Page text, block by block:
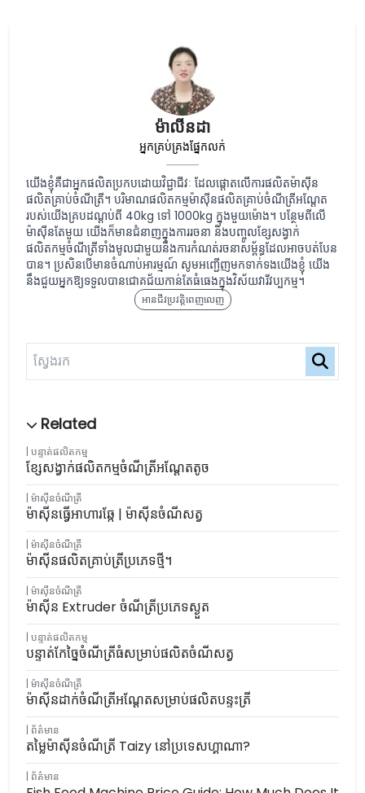
ម៉ាលីនដា
អ្នកគ្រប់គ្រងផ្នែកលក់
យើងខ្ញុំគឺជាអ្នកផលិតប្រកបដោយវិជ្ជាជីវៈ ដែលផ្តោតលើការផលិតម៉ាស៊ីន
ផលិតគ្រាប់ចំណីត្រី។ បរិមាណផលិតកម្មម៉ាស៊ីនផលិតគ្រាប់ចំណីត្រីអណ្តែត
របស់យើងគ្របដណ្តប់ពី 40kg ទៅ 1000kg ក្នុងមួយម៉ោង។ បន្ថែមពីលើ
ម៉ាស៊ីនតែមួយ យើងក៏មានជំនាញក្នុងការរចនា និងបញ្ចូលខ្សែសង្វាក់
ផលិតកម្មចំណីត្រីទាំងមូលជាមួយនឹងការកំណត់រចនាសម្ព័ន្ធដែលអាចបត់បែន
បាន។ ប្រសិនបើមានចំណាប់អារម្មណ៍ សូមអញ្ជើញមកទាក់ទងយើងខ្ញុំ យើង
នឹងជួយអ្នកឱ្យទទួលបានជោគជ័យកាន់តែធំធេងក្នុងវិស័យវារីវប្បកម្ម។
អានជីវប្រវត្តិពេញលេញ
បន្ទាត់ផលិតកម្ម
ខ្សែសង្វាក់ផលិតកម្មចំណីត្រីអណ្តែតតូច
ម៉ាស៊ីនចំណីត្រី
ម៉ាស៊ីនធ្វើអាហារឆ្កែ | ម៉ាស៊ីនចំណីសត្វ
ម៉ាស៊ីនចំណីត្រី
ម៉ាស៊ីនផលិតគ្រាប់ត្រីប្រភេទថ្មី។
ម៉ាស៊ីនចំណីត្រី
ម៉ាស៊ីន Extruder ចំណីត្រីប្រភេទស្ងួត
បន្ទាត់ផលិតកម្ម
បន្ទាត់កែច្នៃចំណីត្រីធំសម្រាប់ផលិតចំណីសត្វ
ម៉ាស៊ីនចំណីត្រី
ម៉ាស៊ីនដាក់ចំណីត្រីអណ្តែតសម្រាប់ផលិតបន្ទះត្រី
ព័ត៌មាន
តម្លៃម៉ាស៊ីនចំណីត្រី Taizy នៅប្រទេសហ្គាណា?
ព័ត៌មាន